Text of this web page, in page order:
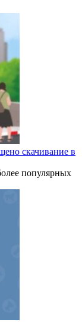
скачивание в
популярных